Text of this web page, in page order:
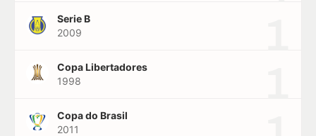
Serie B
2009
Copa Libertadores
1998
Copa do Brasil
2011